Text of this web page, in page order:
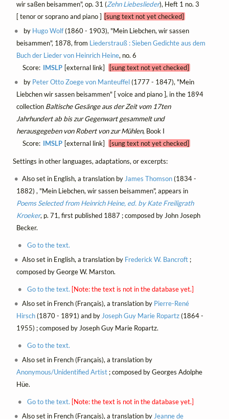
wir saßen beisammen", op. 31 (Zehn Liebeslieder), Heft 1 no. 3
[ tenor or soprano and piano ] [sung text not yet checked]
by Hugo Wolf(1860 - 1903), "Mein Liebchen, wir sassen
beisammen", 1878, from Liederstrauß : Sieben Gedichte aus dem
Buch der Lieder von Heinrich Heine, no. 6
Score: IMSLP [external link]
[sung text not yet checked]
by Peter Otto Zoege von Manteuffel(1777 - 1847), "Mein
Liebchen wir sassen beisammen" [ voice and piano ], in the 1894
collection Baltische Gesänge aus der Zeit vom 17ten
Jahrhundert ab bis zur Gegenwart gesammelt und
herausgegeben von Robert von zur Mühlen, Book I
Score: IMSLP [external link] [sung text not yet checked]
Settings in other languages, adaptations, or excerpts:
Also set in English, a translation by James Thomson(1834 -
1882) , "Mein Liebchen, wir sassen beisammen", appears in
Poems Selected from Heinrich Heine, ed. by Kate Freiligrath
Kroeker, p. 71, first published 1887 ; composed by John Joseph
Becker.
Go to the text.
Also set in English, a translation by Frederick W. Bancroft ;
composed by George W. Marston.
Go to the text. [Note: the text is not in the database yet.]
Also set in French (Français), a translation by Pierre-René
Hirsch(1870 - 1891) and by Joseph Guy Marie Ropartz(1864 -
1955) ; composed by Joseph Guy Marie Ropartz.
Go to the text.
Also set in French (Français), a translation by
Anonymous/Unidentified Artist; composed by Georges Adolphe
Hüe.
Go to the text. [Note: the text is not in the database yet.]
Also set in French (Français), a translation by Jeanne de